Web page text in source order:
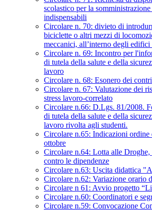
scolastico per la
indispensabili
Circolare n. 70: divieto di
biciclette o altri mezzi di
meccanici, all’interno degli edifici
Circolare n. 69: Incontro per
di tutela della salute e della
lavoro
Circolare n. 68: Esonero dei
Circolare n. 67: Valutazione dei
stress lavoro-correlato
Circolare n.66: D.Lgs. 81/2008.
di tutela della salute e della
lavoro rivolta agli studenti.
Circolare n.65: Indicazioni
ottobre
Circolare n.64: Lotta alle Droghe,
contro le dipendenze
Circolare n.63: Uscita didattica
Circolare n.62: Variazione orario
Circolare n 61: Avvio progetto
Circolare n.60: Coordinatori e
Circolare n.59: Convocazione